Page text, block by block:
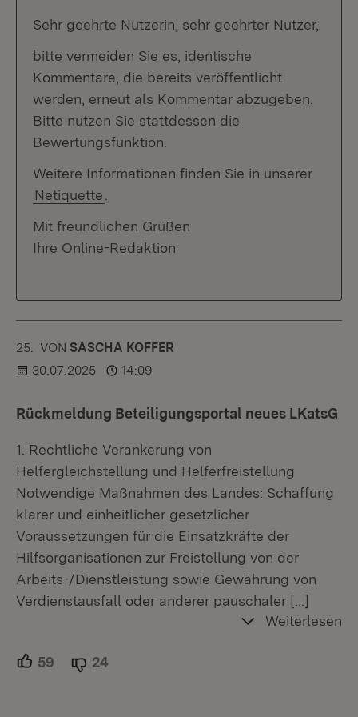
Sehr geehrte Nutzerin, sehr geehrter Nutzer,
bitte vermeiden Sie es, identische
Kommentare, die bereits veröffentlicht
werden, erneut als Kommentar abzugeben.
Bitte nutzen Sie stattdessen die
Bewertungsfunktion.
Weitere Informationen finden Sie in unserer
Netiquette
Mit freundlichen Grüßen
Ihre Online-Redaktion
25. KOMMENTAR
VON :SASCHA KOFFER
30.07.2025
14:09
Rückmeldung Beteiligungsportal neues LKatsG
1. Rechtliche Verankerung von
Helfergleichstellung und Helferfreistellung
Notwendige Maßnahmen des Landes: Schaffung
klarer und einheitlicher gesetzlicher
Voraussetzungen für die Einsatzkräfte der
Hilfsorganisationen zur Freistellung von der
Arbeits-/Dienstleistung sowie Gewährung von
Verdienstausfall oder anderer pauschaler […]
Weiterlesen
59 Unterstützer.
24